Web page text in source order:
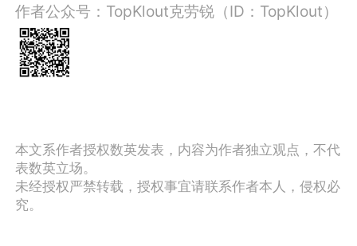
作者公众号：TopKlout克劳锐（ID：TopKlout）
本文系作者授权数英发表，内容为作者独立观点，不代
表数英立场。
未经授权严禁转载，授权事宜请联系作者本人，侵权必
究。